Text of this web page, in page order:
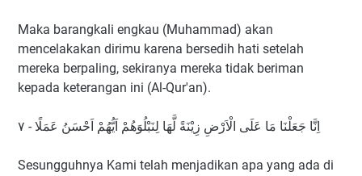
Maka barangkali engkau (Muhammad) akan
mencelakakan dirimu karena bersedih hati setelah
mereka berpaling, sekiranya mereka tidak beriman
kepada keterangan ini (Al-Qur'an).
اِنَّا جَعَلْنَا مَا عَلَى الْاَرْضِ زِيْنَةً لَّهَا لِنَبْلُوَهُمْ اَيُّهُمْ اَحْسَنُ عَمَلًا - ٧
Sesungguhnya Kami telah menjadikan apa yang ada di